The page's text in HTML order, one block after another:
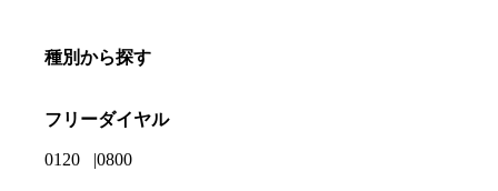
種別から探す
フリーダイヤル
0120 0800